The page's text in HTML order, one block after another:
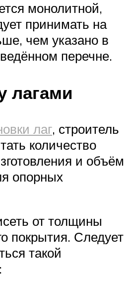
монолитной,
принимать на
чем указано в
перечне.
лагами
лаг, строитель
количество
и объём
опорных
от толщины
покрытия. Следует
такой